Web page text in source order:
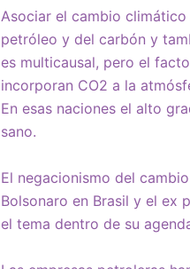
Asociar el cambio
petróleo y del carbón y
es multicausal, pero el
incorporan CO2 a la
En esas naciones el alto
sano.
El negacionismo del
Bolsonaro en Brasil y el ex
el tema dentro de su